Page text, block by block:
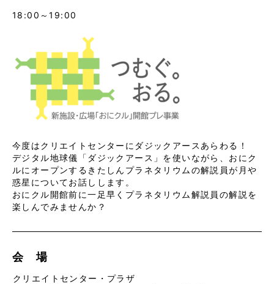
18:00～19:00
今度はクリエイトセンターにダジックアースあらわる！
デジタル地球儀「ダジックアース」を使いながら、おにク
ルにオープンするきたしんプラネタリウムの解説員が月や
惑星についてお話しします。
おにクル開館前に一足早くプラネタリウム解説員の解説を
楽しんでみませんか？
会 場
クリエイトセンター・プラザ